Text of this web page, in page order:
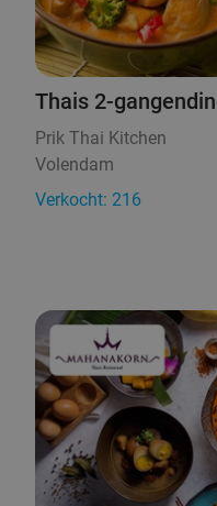
Thais 2-
Prik Thai Kitchen
Volendam
Verkocht: 216